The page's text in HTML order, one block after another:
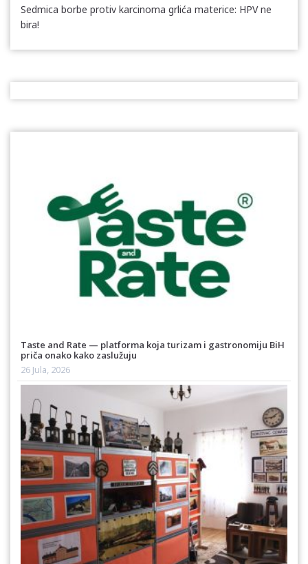
Sedmica borbe protiv karcinoma grlića materice: HPV ne
bira!
Taste and Rate — platforma koja turizam i gastronomiju BiH
priča onako kako zaslužuju
26 Jula, 2026